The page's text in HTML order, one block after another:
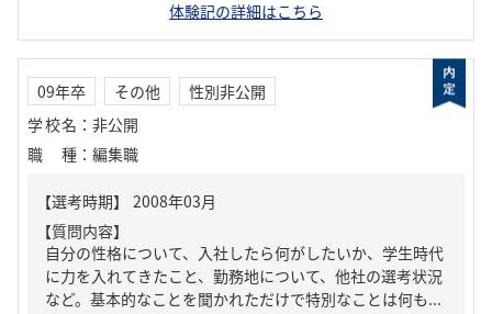
体験記の詳細はこちら
09年卒 その他
性別非公開
学校名 ： 非公開
職種 ： 編集職
【質問内容】
自分の性格について、入社したら何がしたいか、学生時代
に力を入れてきたこと、勤務地について、他社の選考状況
など。基本的なことを聞かれただけで特別なことは何も...